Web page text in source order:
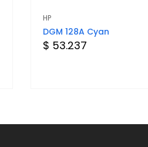
HP
DGM 128A Cyan
$ 53.237